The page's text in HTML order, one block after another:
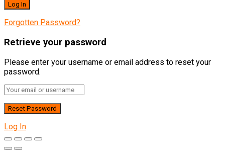
Forgotten Password?
Retrieve your password
Please enter your username or email address to reset your
password.
Log In